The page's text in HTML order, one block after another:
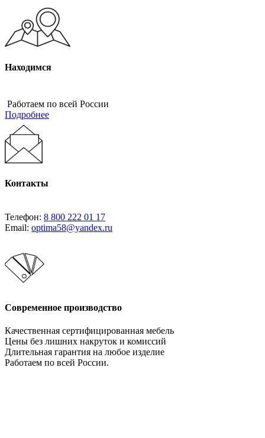
Находимся
Работаем по всей России
Подробнее
Контакты
Телефон: 8 800 222 01 17
Email: optima58@yandex.ru
Современное производство
Качественная сертифицированная мебель
Цены без лишних накруток и комиссий
Длительная гарантия на любое изделие
Работаем по всей России.